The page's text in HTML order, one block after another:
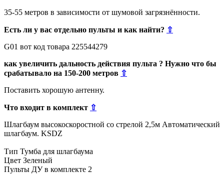
35-55 метров в зависимости от шумовой загрязнённости.
Есть ли у вас отдельно пульты и как найти? ⇧
G01 вот код товара 225544279
как увеличить дальность действия пульта ? Нужно что бы
срабатывало на 150-200 метров ⇧
Поставить хорошую антенну.
Что входит в комплект ⇧
Шлагбаум высокоскоростной со стрелой 2,5м Автоматический
шлагбаум. KSDZ
Тип Тумба для шлагбаума
Цвет Зеленый
Пульты ДУ в комплекте 2